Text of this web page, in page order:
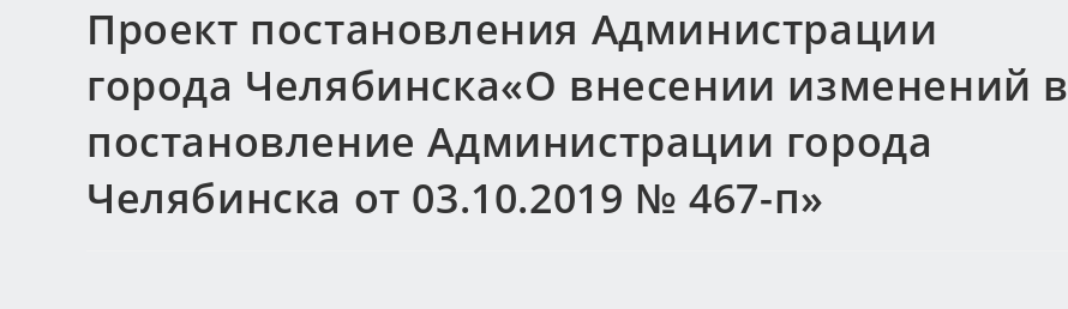
Проект постановления Администрации
города Челябинска«О внесении изменений в
постановление Администрации города
Челябинска от 03.10.2019 № 467-п»